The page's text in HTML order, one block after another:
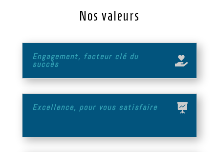
Nos valeurs
Engagement, facteur clé du
succès
Excellence, pour vous satisfaire